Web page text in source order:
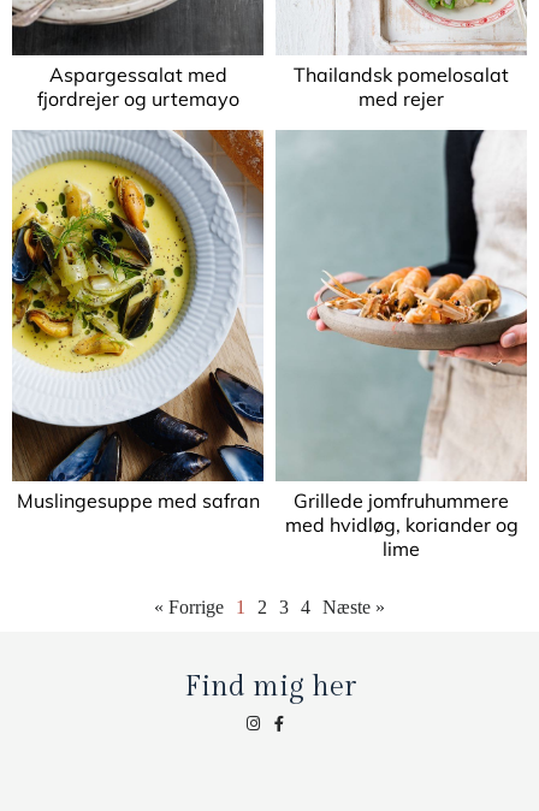
Aspargessalat med
fjordrejer og urtemayo
Thailandsk pomelosalat
med rejer
Muslingesuppe med safran
Grillede jomfruhummere
med hvidløg, koriander og
lime
« Forrige 1 2 3 4 Næste »
Find mig her